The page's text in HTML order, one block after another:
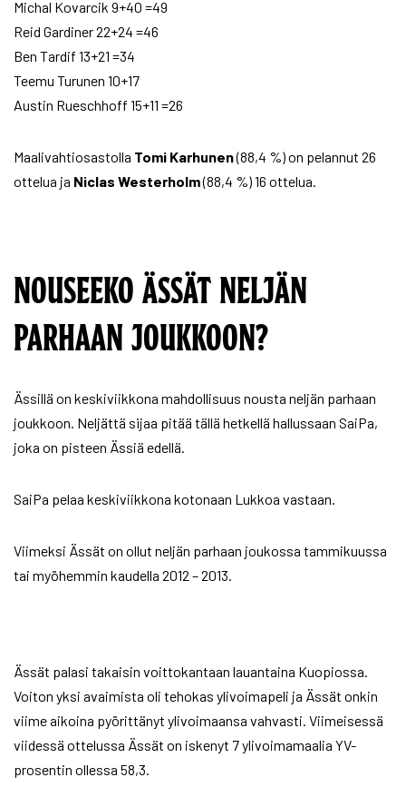
Michal Kovarcik 9+40 =49
Reid Gardiner 22+24 =46
Ben Tardif 13+21 =34
Teemu Turunen 10+17
Austin Rueschhoff 15+11 =26
Maalivahtiosastolla Tomi Karhunen(88,4 %) on pelannut 26
ottelua ja Niclas Westerholm(88,4 %) 16 ottelua.
NOUSEEKO ÄSSÄT NELJÄN
PARHAAN JOUKKOON?
Ässillä on keskiviikkona mahdollisuus nousta neljän parhaan
joukkoon. Neljättä sijaa pitää tällä hetkellä hallussaan SaiPa,
joka on pisteen Ässiä edellä.
SaiPa pelaa keskiviikkona kotonaan Lukkoa vastaan.
Viimeksi Ässät on ollut neljän parhaan joukossa tammikuussa
tai myöhemmin kaudella 2012 – 2013.
Ässät palasi takaisin voittokantaan lauantaina Kuopiossa.
Voiton yksi avaimista oli tehokas ylivoimapeli ja Ässät onkin
viime aikoina pyörittänyt ylivoimaansa vahvasti. Viimeisessä
viidessä ottelussa Ässät on iskenyt 7 ylivoimamaalia YV-
prosentin ollessa 58,3.